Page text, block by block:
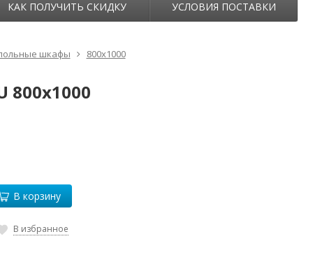
КАК ПОЛУЧИТЬ СКИДКУ УСЛОВИЯ ПОСТАВКИ
шкафы
800x1000
В корзину
В избранное